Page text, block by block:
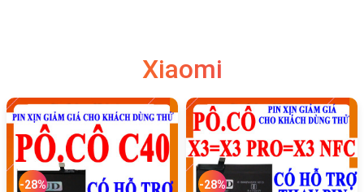
Xiaomi
-28% -28%